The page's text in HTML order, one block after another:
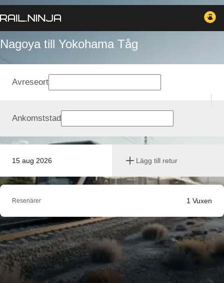
Nagoya till Yokohama Tåg
15 aug 2026 Lägg till retur
Avreseort
Ankomststad
Resenärer 1 Vuxen